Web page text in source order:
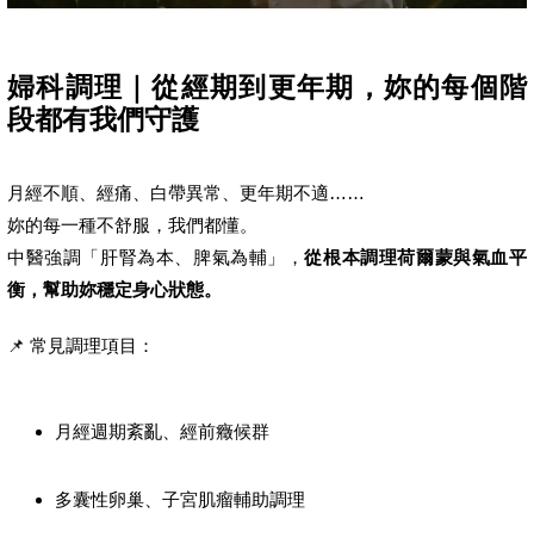
婦科調理｜從經期到更年期，妳的每個階
段都有我們守護
月經不順、經痛、白帶異常、更年期不適……
妳的每一種不舒服，我們都懂。
中醫強調「肝腎為本、脾氣為輔」，從根本調理荷爾蒙與氣血平
衡，幫助妳穩定身心狀態。
📌 常見調理項目：
月經週期紊亂、經前癥候群
多囊性卵巢、子宮肌瘤輔助調理